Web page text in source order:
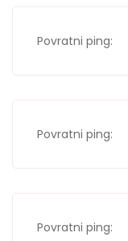
Povratni ping:
Povratni ping:
Povratni ping: